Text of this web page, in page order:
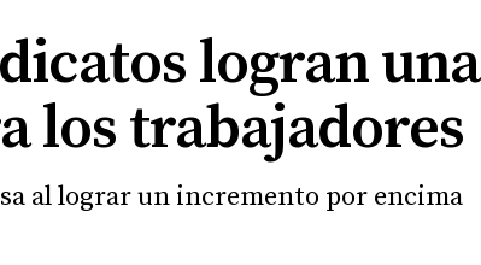
logran una
los trabajadores
al lograr un incremento por encima